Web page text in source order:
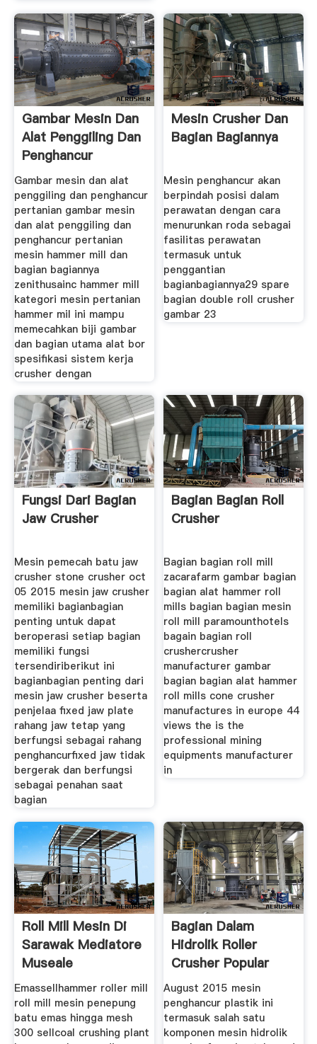
Gambar Mesin Dan
Alat Penggiling Dan
Penghancur
Gambar mesin dan alat
penggiling dan penghancur
pertanian gambar mesin
dan alat penggiling dan
penghancur pertanian
mesin hammer mill dan
bagian bagiannya
zenithusainc hammer mill
kategori mesin pertanian
hammer mil ini mampu
memecahkan biji gambar
dan bagian utama alat bor
spesifikasi sistem kerja
crusher dengan
Mesin Crusher Dan
Bagian Bagiannya
Mesin penghancur akan
berpindah posisi dalam
perawatan dengan cara
menurunkan roda sebagai
fasilitas perawatan
termasuk untuk
penggantian
bagianbagiannya29 spare
bagian double roll crusher
gambar 23
Fungsi Dari Bagian
Jaw Crusher
Mesin pemecah batu jaw
crusher stone crusher oct
05 2015 mesin jaw crusher
memiliki bagianbagian
penting untuk dapat
beroperasi setiap bagian
memiliki fungsi
tersendiriberikut ini
bagianbagian penting dari
mesin jaw crusher beserta
penjelaa fixed jaw plate
rahang jaw tetap yang
berfungsi sebagai rahang
penghancurfixed jaw tidak
bergerak dan berfungsi
sebagai penahan saat
bagian
Bagian Bagian Roll
Crusher
Bagian bagian roll mill
zacarafarm gambar bagian
bagian alat hammer roll
mills bagian bagian mesin
roll mill paramounthotels
bagain bagian roll
crushercrusher
manufacturer gambar
bagian bagian alat hammer
roll mills cone crusher
manufactures in europe 44
views the is the
professional mining
equipments manufacturer
in
Roll Mill Mesin Di
Sarawak Mediatore
Museale
Emassellhammer roller mill
roll mill mesin penepung
batu emas hingga mesh
300 sellcoal crushing plant
Bagian Dalam
Hidrolik Roller
Crusher Popular
Education
August 2015 mesin
penghancur plastik ini
termasuk salah satu
komponen mesin hidrolik